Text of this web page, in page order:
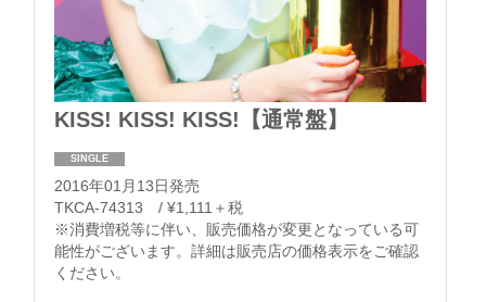
KISS! KISS! KISS!【通常盤】
SINGLE
2016年01月13日発売
TKCA-74313 / ¥1,111＋税
​※消費増税等に伴い、販売価格が変更となっている可
能性がございます。詳細は販売店の価格表示をご確認
ください。